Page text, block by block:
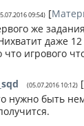
09:54) [
же
даже
игрового
(05.07.2016 10:12) [
нужно быть